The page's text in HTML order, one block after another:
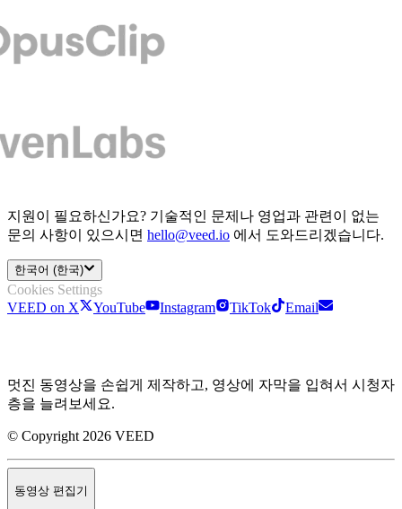
지원이 필요하신가요? 기술적인 문제나 영업과 관련이 없는
문의 사항이 있으시면 hello@veed.io 에서 도와드리겠습니다.
한국어 (한국)
Cookies Settings
VEED on X
YouTube Instagram TikTok Email
멋진 동영상을 손쉽게 제작하고, 영상에 자막을 입혀서 시청자
층을 늘려보세요.
© Copyright 2026 VEED
동영상 편집기